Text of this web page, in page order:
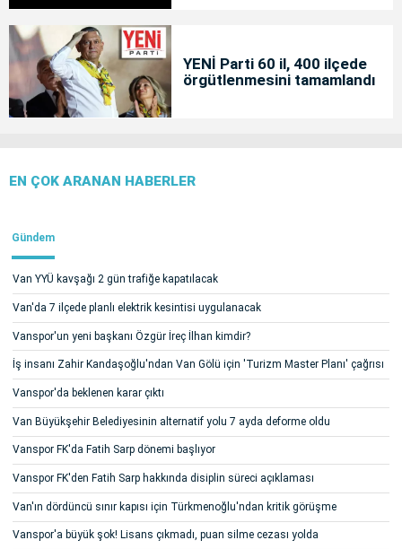
YENİ Parti 60 il, 400 ilçede
örgütlenmesini tamamlandı
EN ÇOK ARANAN HABERLER
Gündem
Van YYÜ kavşağı 2 gün trafiğe kapatılacak
Van'da 7 ilçede planlı elektrik kesintisi uygulanacak
Vanspor'un yeni başkanı Özgür İreç İlhan kimdir?
İş insanı Zahir Kandaşoğlu'ndan Van Gölü için 'Turizm Master Planı' çağrısı
Vanspor'da beklenen karar çıktı
Van Büyükşehir Belediyesinin alternatif yolu 7 ayda deforme oldu
Vanspor FK'da Fatih Sarp dönemi başlıyor
Vanspor FK'den Fatih Sarp hakkında disiplin süreci açıklaması
Van'ın dördüncü sınır kapısı için Türkmenoğlu'ndan kritik görüşme
Vanspor'a büyük şok! Lisans çıkmadı, puan silme cezası yolda